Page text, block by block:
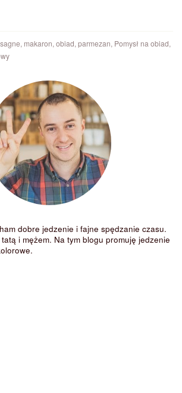
, makaron,obiad,parmezan, Pomysł na obiad,
dobre jedzenie i fajne spędzanie czasu.
i mężem. Na tym blogu promuję jedzenie